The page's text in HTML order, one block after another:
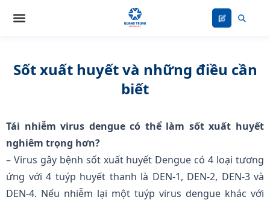
Sốt xuất huyết và những điều cần
biết
Tái nhiễm virus dengue có thể làm sốt xuất huyết
nghiêm trọng hơn?
– Virus gây bệnh sốt xuất huyết Dengue có 4 loại tương
ứng với 4 tuýp huyết thanh là DEN-1, DEN-2, DEN-3 và
DEN-4. Nếu nhiễm lại một tuýp virus dengue khác với